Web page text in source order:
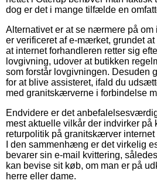
dog er det i mange tilfælde en
Alternativet er at se nærmere på om
er verificeret af e-mærket, grundet
at internet forhandleren retter sig
lovgivning, udover at butikken
som forstår lovgivningen. Desuden
for at blive assisteret, ifald du
med granitskærverne i forbindelse
Endvidere er det
mest aktuelle vilkår der indvirker på
returpolitik på granitskærver
I den sammenhæng er det virkelig
bevarer sin e-mail kvittering,
kan bevise sit køb, om man er på
herre eller dame.